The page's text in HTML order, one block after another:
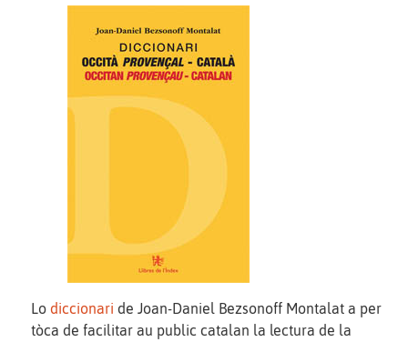
Lo diccionari de Joan-Daniel Bezsonoff Montalat a per
tòca de facilitar au public catalan la lectura de la